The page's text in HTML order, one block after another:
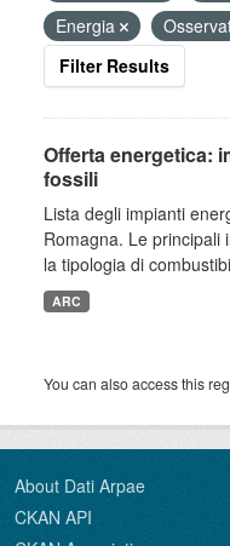
Energia
Filter Results
Offerta energetica:
fossili
Lista degli impianti
Romagna. Le principali
la tipologia di
ARC
You can also access this
About Dati Arpae
CKAN API